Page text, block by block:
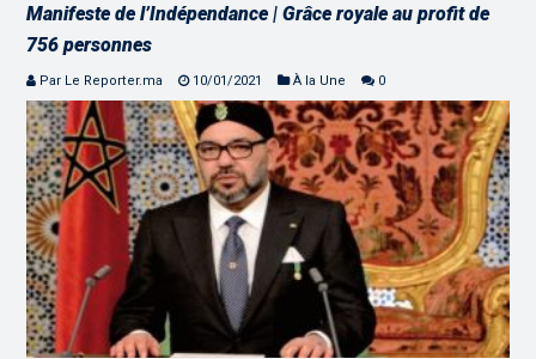
Manifeste de l’Indépendance | Grâce royale au profit de
756 personnes
Par Le Reporter.ma 10/01/2021 À la Une 0